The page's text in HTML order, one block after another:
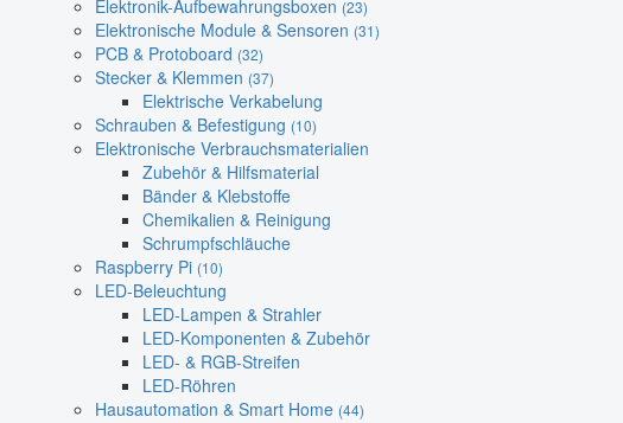
Elektronik-Aufbewahrungsboxen (23)
Elektronische Module & Sensoren (31)
PCB & Protoboard (32)
Stecker & Klemmen (37)
Elektrische Verkabelung
Schrauben & Befestigung (10)
Elektronische Verbrauchsmaterialien
Zubehör & Hilfsmaterial
Bänder & Klebstoffe
Chemikalien & Reinigung
Schrumpfschläuche
Raspberry Pi (10)
LED-Beleuchtung
LED-Lampen & Strahler
LED-Komponenten & Zubehör
LED- & RGB-Streifen
LED-Röhren
Hausautomation & Smart Home (44)